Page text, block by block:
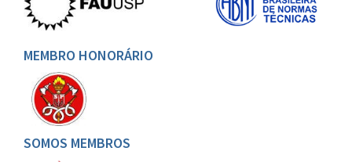
MEMBRO HONORÁRIO
SOMOS MEMBROS